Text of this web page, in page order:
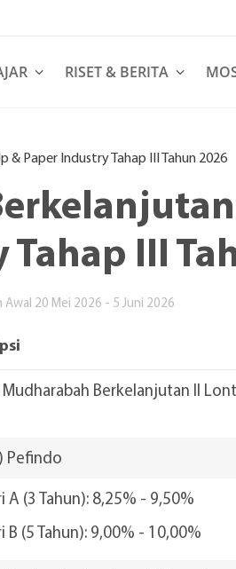
RISET & BERITA
Paper Industry Tahap III Tahun 2026
III
Awal 20 Mei 2026 - 5 Juni 2026
Berkelanjutan II
Pefindo
A (3 Tahun): 8,25% - 9,50%
B (5 Tahun): 9,00% - 10,00%